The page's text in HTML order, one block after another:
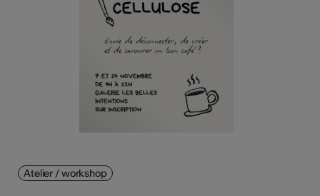
Atelier / workshop